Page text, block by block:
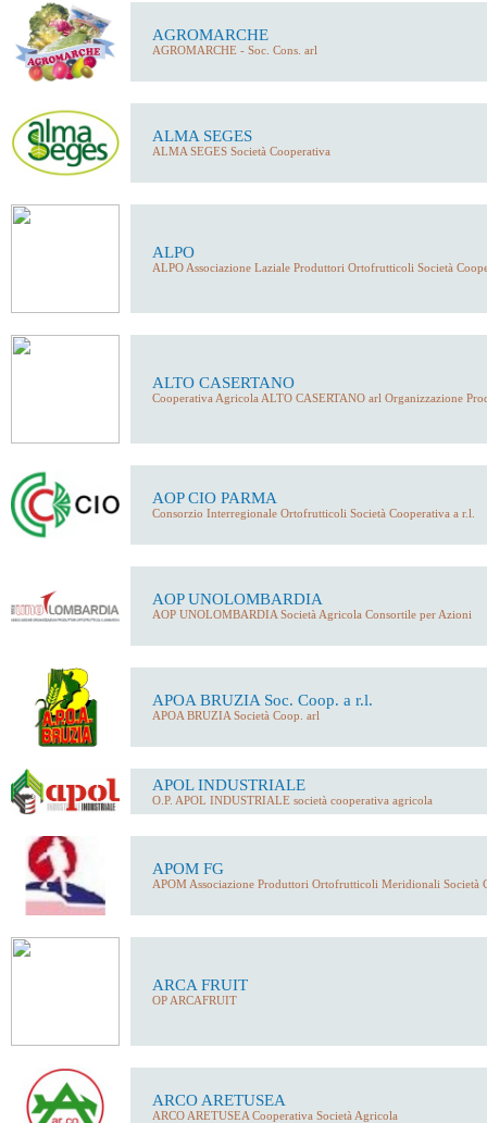
AGROMARCHE
AGROMARCHE - Soc. Cons. arl
ALMA SEGES
ALMA SEGES Società Cooperativa
ALPO
ALPO Associazione Laziale Produttori Ortofrutticoli Società
ALTO CASERTANO
Cooperativa Agricola ALTO CASERTANO arl Organizzazione
AOP CIO PARMA
Consorzio Interregionale Ortofrutticoli Società Cooperativa a r.l.
AOP UNOLOMBARDIA
AOP UNOLOMBARDIA Società Agricola Consortile per Azioni
APOA BRUZIA Soc. Coop. a r.l.
APOA BRUZIA Società Coop. arl
APOL INDUSTRIALE
O.P. APOL INDUSTRIALE società cooperativa agricola
APOM FG
APOM Associazione Produttori Ortofrutticoli Meridionali Società
ARCA FRUIT
OP ARCAFRUIT
ARCO ARETUSEA
ARCO ARETUSEA Cooperativa Società Agricola